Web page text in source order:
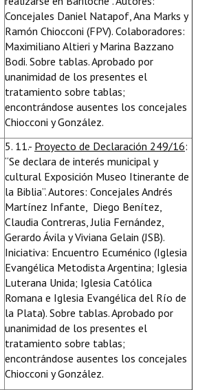
Concejales Daniel Natapof, Ana Marks y
Ramón Chiocconi (FPV). Colaboradores:
Maximiliano Altieri y Marina Bazzano
Bodi. Sobre tablas. Aprobado por
unanimidad de los presentes el
tratamiento sobre tablas;
encontrándose ausentes los concejales
Chiocconi y González.
5. 11.- Proyecto de Declaración 249/16:
“Se declara de interés municipal y
cultural Exposición Museo Itinerante de
la Biblia”. Autores: Concejales Andrés
Martínez Infante, Diego Benítez,
Claudia Contreras, Julia Fernández,
Gerardo Ávila y Viviana Gelain (JSB).
Iniciativa: Encuentro Ecuménico (Iglesia
Evangélica Metodista Argentina; Iglesia
Luterana Unida; Iglesia Católica
Romana e Iglesia Evangélica del Río de
la Plata). Sobre tablas. Aprobado por
unanimidad de los presentes el
tratamiento sobre tablas;
encontrándose ausentes los concejales
Chiocconi y González.